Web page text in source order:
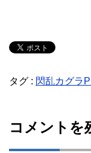
タグ : 閃乱カグラ
コメントを